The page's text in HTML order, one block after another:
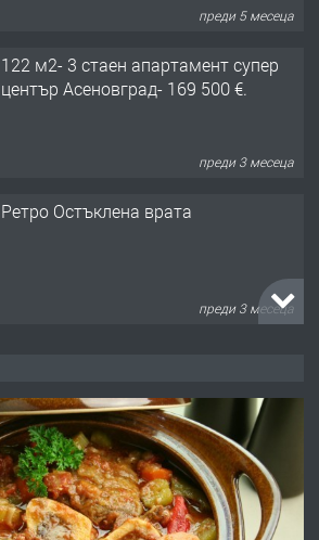
преди 5 месеца
122 м2- 3 стаен апартамент супер
център Асеновград- 169 500 €.
преди 3 месеца
Ретро Остъклена врата
преди 3 месеца
преди 10 месеца
Професионална броячна машина -
със сертификат от ЕЦБ